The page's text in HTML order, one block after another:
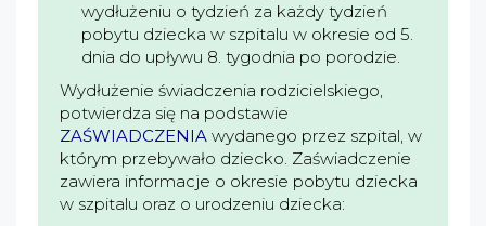
wydłużeniu o tydzień za każdy tydzień
pobytu dziecka w szpitalu w okresie od 5.
dnia do upływu 8. tygodnia po porodzie.
Wydłużenie świadczenia rodzicielskiego,
potwierdza się na podstawie
ZAŚWIADCZENIA wydanego przez szpital, w
którym przebywało dziecko. Zaświadczenie
zawiera informacje o okresie pobytu dziecka
w szpitalu oraz o urodzeniu dziecka: